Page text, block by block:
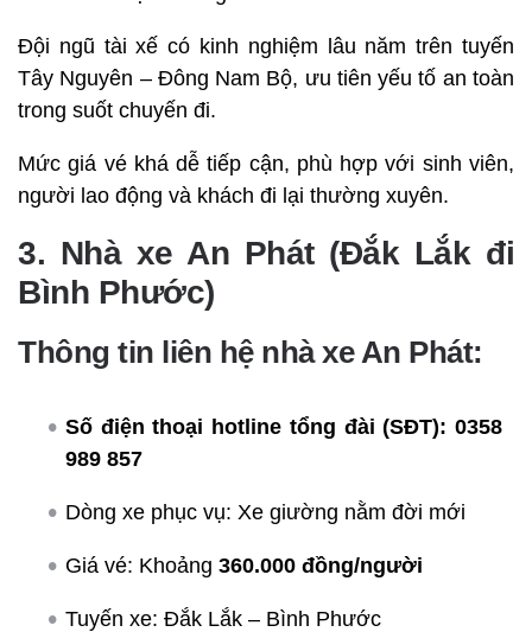
Đội ngũ tài xế có kinh nghiệm lâu năm trên tuyến
Tây Nguyên – Đông Nam Bộ, ưu tiên yếu tố an toàn
trong suốt chuyến đi.
Mức giá vé khá dễ tiếp cận, phù hợp với sinh viên,
người lao động và khách đi lại thường xuyên.
3. Nhà xe An Phát (Đắk Lắk đi
Bình Phước)
Thông tin liên hệ nhà xe An Phát:
Số điện thoại hotline tổng đài (SĐT): 0358
989 857
Dòng xe phục vụ: Xe giường nằm đời mới
Giá vé: Khoảng 360.000 đồng/người
Tuyến xe: Đắk Lắk – Bình Phước